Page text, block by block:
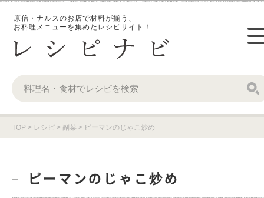
原信・ナルスのお店で材料が揃う、
お料理メニューを集めたレシピサイト！
TOP > レシピ > 副菜 > ピーマンのじゃこ炒め
ピーマンのじゃこ炒め